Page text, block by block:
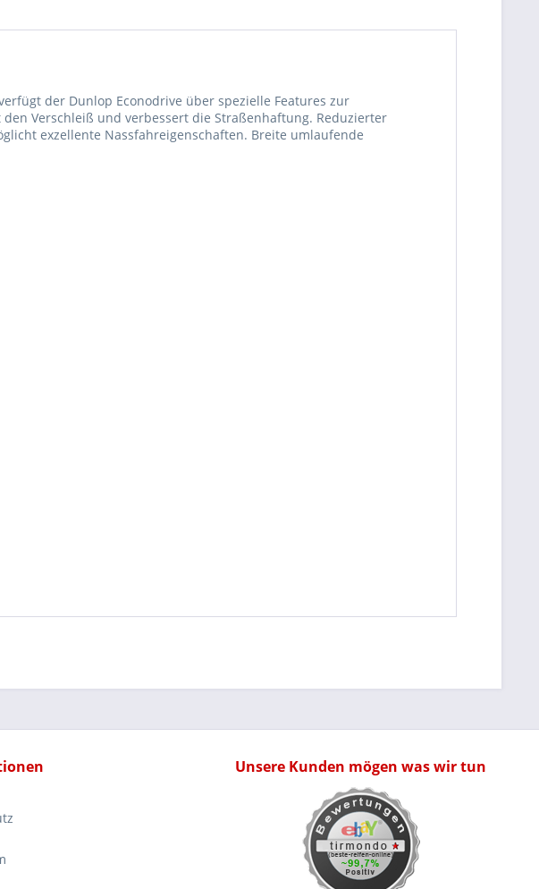
der Dunlop Econodrive über spezielle Features zur
Verschleiß und verbessert die Straßenhaftung. Reduzierter
exzellente Nassfahreigenschaften. Breite umlaufende
Unsere Kunden mögen was wir tun